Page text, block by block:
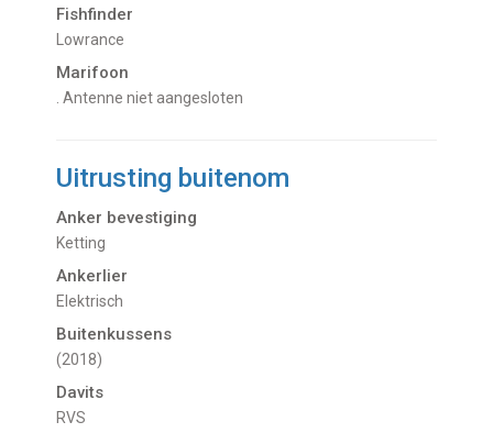
Fishfinder
Lowrance
Marifoon
. Antenne niet aangesloten
Uitrusting buitenom
Anker bevestiging
Ketting
Ankerlier
Elektrisch
Buitenkussens
(2018)
Davits
RVS